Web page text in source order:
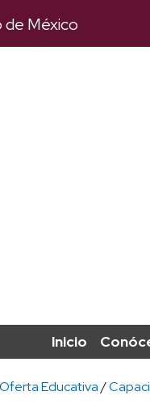
Inicio
Oferta Educativa/